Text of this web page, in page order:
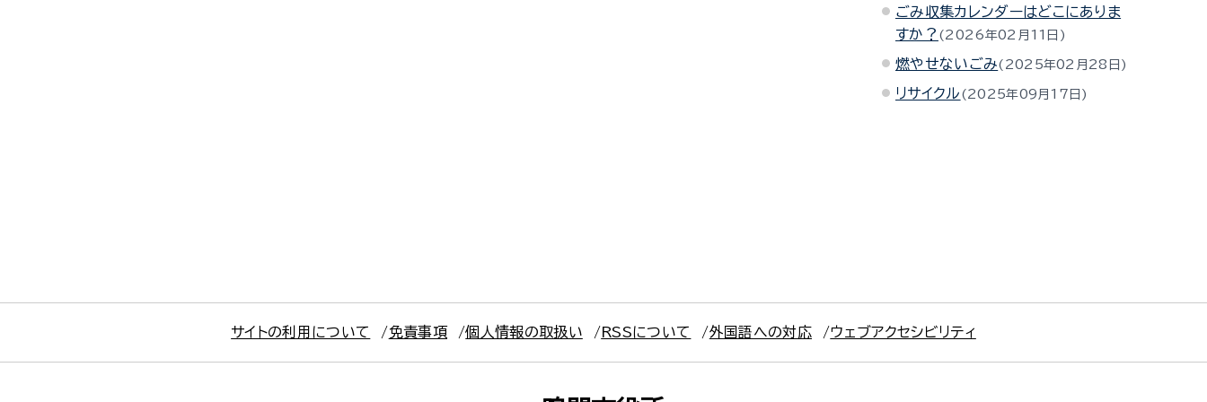
ごみ収集カレンダーはどこにありま
すか？
2026年02月11日
燃やせないごみ 2025年02月28日
リサイクル 2025年09月17日
サイトの利用について 免責事項 個人情報の取扱い RSSについて 外国語への対応 ウェブアクセシビリティ